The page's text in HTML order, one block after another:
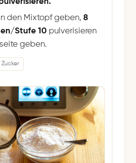
den Mixtopf geben, 8
Stufe 10 pulverisieren
geben.